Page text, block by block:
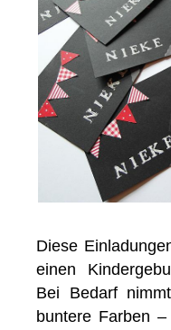
Diese
einen
Bei Bedarf
buntere Farben